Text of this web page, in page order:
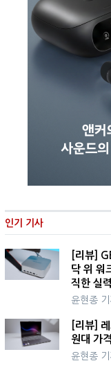
인기 기사
[리뷰]
닥 위 워
직한 실
윤현종 기
[리뷰]
원대 가
윤현종 기